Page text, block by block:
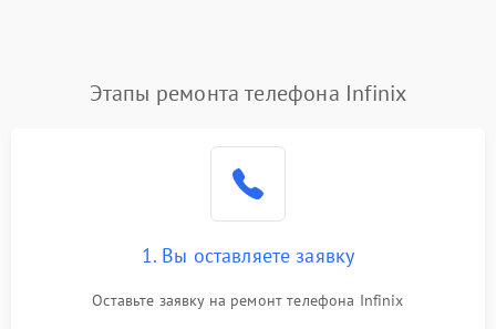
Этапы ремонта телефона Infinix
1. Вы оставляете заявку
Оставьте заявку на ремонт телефона Infinix